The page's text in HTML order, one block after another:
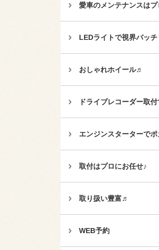
愛車のメンテナンスは
LEDライトで視界バッ
おしゃれホイール♬
ドライブレコーダー取
エンジンスターターでポ
取付はプロにお任せ♪
取り扱い豊富♬
WEB予約